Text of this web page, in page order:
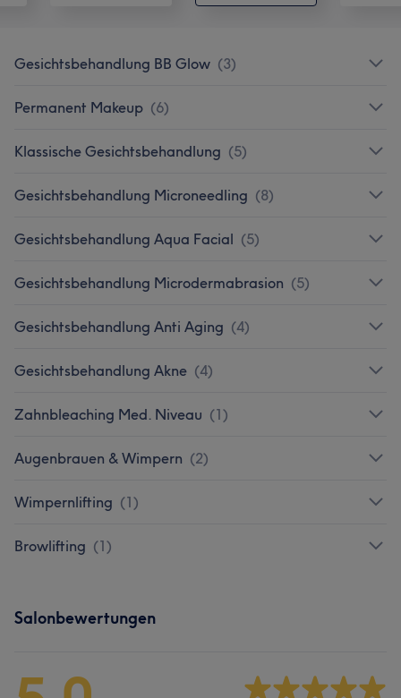
Gesichtsbehandlung BB Glow (3)
Permanent Makeup (6)
Klassische Gesichtsbehandlung (5)
Gesichtsbehandlung Microneedling (8)
Gesichtsbehandlung Aqua Facial (5)
Gesichtsbehandlung Microdermabrasion (5)
Gesichtsbehandlung Anti Aging (4)
Gesichtsbehandlung Akne (4)
Zahnbleaching Med. Niveau (1)
Augenbrauen & Wimpern (2)
Wimpernlifting (1)
Browlifting (1)
Salonbewertungen